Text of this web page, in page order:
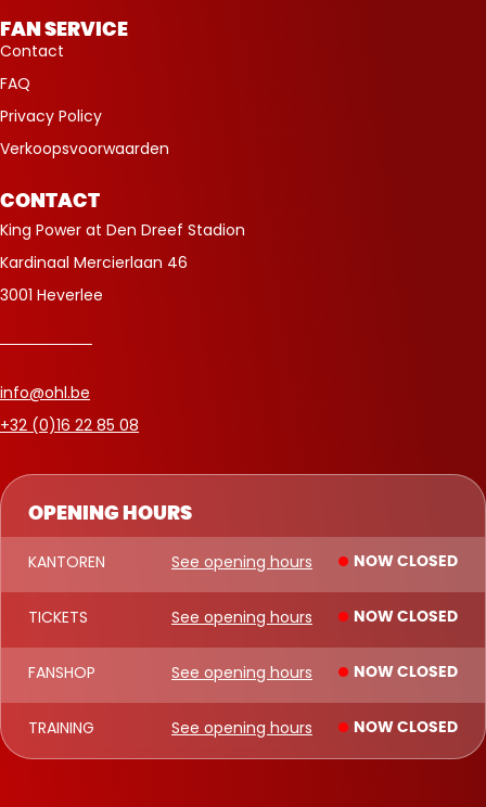
OPENING HOURS
KANTOREN See opening hours NOW CLOSED
TICKETS See opening hours NOW CLOSED
FANSHOP See opening hours NOW CLOSED
TRAINING See opening hours NOW CLOSED
FAN SERVICE
Contact
FAQ
Privacy Policy
Verkoopsvoorwaarden
CONTACT
King Power at Den Dreef Stadion
Kardinaal Mercierlaan 46
3001 Heverlee
info@ohl.be
+32 (0)16 22 85 08